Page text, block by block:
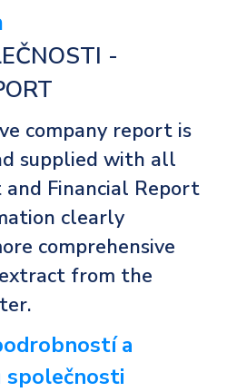
-
company report is
supplied with all
and Financial Report
clearly
comprehensive
from the
a
společnosti